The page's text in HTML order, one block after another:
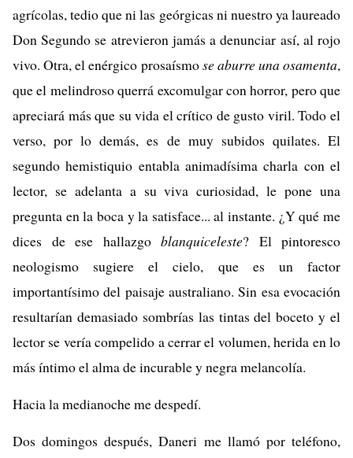
agrícolas, tedio que ni las geórgicas ni nuestro ya laureado
Don Segundo se atrevieron jamás a denunciar así, al rojo
vivo. Otra, el enérgico prosaísmose aburre una osamenta,
que el melindroso querrá excomulgar con horror, pero que
apreciará más que su vida el crítico de gusto viril. Todo el
verso, por lo demás, es de muy subidos quilates. El
segundo hemistiquio entabla animadísima charla con el
lector, se adelanta a su viva curiosidad, le pone una
pregunta en la boca y la satisface... al instante. ¿Y qué me
dices de ese hallazgo blanquiceleste? El pintoresco
neologismo sugiere el cielo, que es un factor
importantísimo del paisaje australiano. Sin esa evocación
resultarían demasiado sombrías las tintas del boceto y el
lector se vería compelido a cerrar el volumen, herida en lo
más íntimo el alma de incurable y negra melancolía.
Hacia la medianoche me despedí.
Dos domingos después, Daneri me llamó por teléfono,